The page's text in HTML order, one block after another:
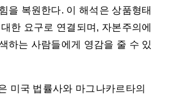
을 복원한다. 이 해석은 상품형태
한 요구로 연결되며, 자본주의에
하는 사람들에게 영감을 줄 수 있
미국 법률사와 마그나카르타의